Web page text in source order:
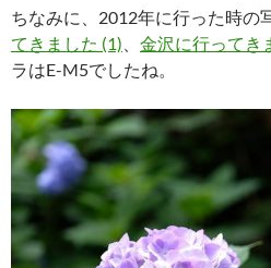
ちなみに、2012年に行った時の
てきました (1)
金沢に行ってき
ラはE-M5でしたね。